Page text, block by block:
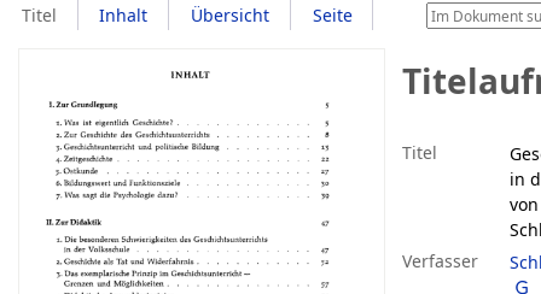
Titel Inhalt Übersicht Seite
Titel
in
Verfasser